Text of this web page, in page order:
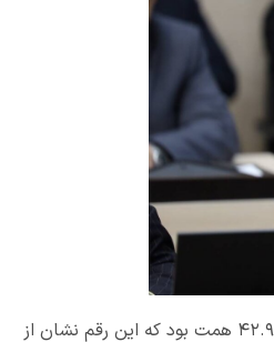
مدیرکل امور اقتصادی و دارایی خراسان رضوی گفت: عملکرد درآمدی استان طی سال گذشته ۴۲.۹ همت بود که این رقم نشان از